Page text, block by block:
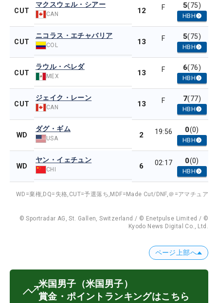
CUT
マクスウェル・シアー
CAN 12 F 5(75)
HBH
CUT
ニコラス・エチャバリア
COL 13 F 5(75)
HBH
CUT
ラウル・ペレダ
MEX 13 F 6(76)
HBH
CUT
ジェイク・レーン
CAN 13 F 7(77)
HBH
WD
ダグ・ギム
USA 2 19:56 0(0)
HBH
WD
ヤン・イェチュン
CHI 6 02:17 0(0)
HBH
WD=棄権, DQ=失格, CUT=予選落ち, MDF=Made Cut/DNF,＠=アマチュア
© Sportradar AG, St. Gallen, Switzerland / © Enetpulse Limited / ©
Kyodo News Digital Co., Ltd.
ページ上部へ
米国男子 （米国男子）
賞金・ポイントランキングはこちら